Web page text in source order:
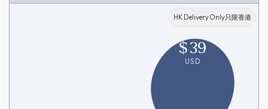
HK Delivery Only只限香港
$39
USD